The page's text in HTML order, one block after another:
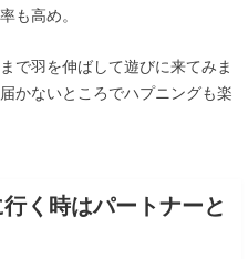
も高め。
で羽を伸ばして遊びに来てみま
かないところでハプニングも楽
く時はパートナーと